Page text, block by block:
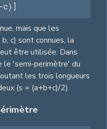
c)]
mais que les
c) sont connues, la
être utilisée. Dans
'semi-perimètre' du
les trois longueurs
(s = (a+b+c)/2).